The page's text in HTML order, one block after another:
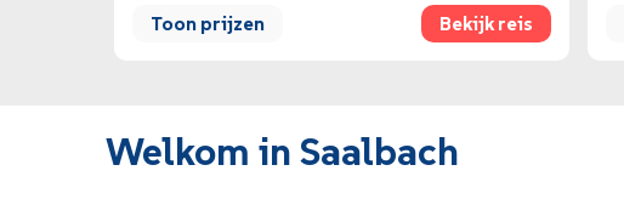
Toon prijzen Bekijk reis
Welkom in Saalbach